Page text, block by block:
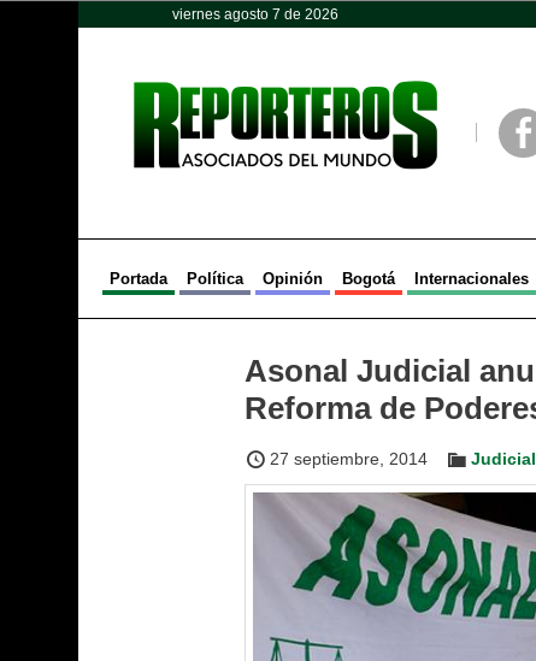
viernes agosto 7 de 2026
Portada Política Opinión Bogotá Internacionales
Asonal Judicial
Reforma de
27 septiembre, 2014
Opinión Política